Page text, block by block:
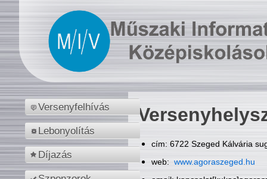
Versenyfelhívás
Lebonyolítás
Díjazás
cím: 6722 Szeged Kálvária
web: www.agoraszeged.hu